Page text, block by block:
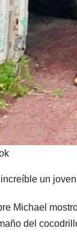
un
Michael
del